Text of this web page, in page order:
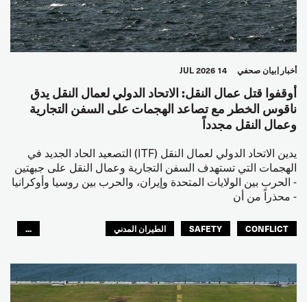
أخبار بيان صحفي 14 JUL 2026
أوقفوا قتل عمال النقل: الاتحاد الدولي لعمال النقل يدق
ناقوس الخطر مع تصاعد الهجمات على السفن التجارية
وعمال النقل مجدداً
يدين الاتحاد الدولي لعمال النقل (ITF) التصعيد الحاد الجديد في
الهجمات التي تستهدف السفن التجارية وعمال النقل على جبهتين
- الحرب بين الولايات المتحدة وإيران، والحرب بين روسيا وأوكرانيا
- محذراً من أن
CONFLICT
SAFETY
الطيران المدني
...